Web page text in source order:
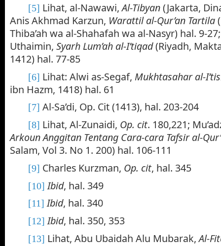
[5] Lihat, al-Nawawi,Al-Tibyan(Jakarta,
Anis Akhmad Karzun, Warattil al-Qur’an Tartila
Thiba’ah wa al-Shahafah wa al-Nasyr) hal. 9-
Uthaimin, Syarh Lum’ah al-I’tiqad(Riyadh,
1412) hal. 77-85
[6] Lihat: Alwi as-Segaf, Mukhtasahar al-
ibn Hazm, 1418) hal. 61
[7] Al-Sa’di, Op. Cit (1413), hal. 203-204
[8] Lihat, Al-Zunaidi, Op. cit. 180,221;
Arkoun Anggitan Tentang Cara-cara Tafsir al-
Salam, Vol 3. No 1. 200) hal. 106-111
[9] Charles Kurzman, Op. cit, hal. 345
[10] Ibid, hal. 349
[11] Ibid, hal. 340
[12] Ibid, hal. 350, 353
[13] Lihat, Abu Ubaidah Alu Mubarak,Al-